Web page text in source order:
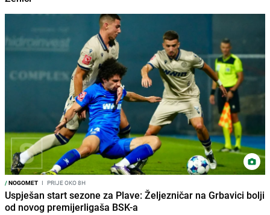
/NOGOMET I PRIJE OKO 8H
Uspješan start sezone za Plave: Željezničar na Grbavici bolji
od novog premijerligaša BSK-a